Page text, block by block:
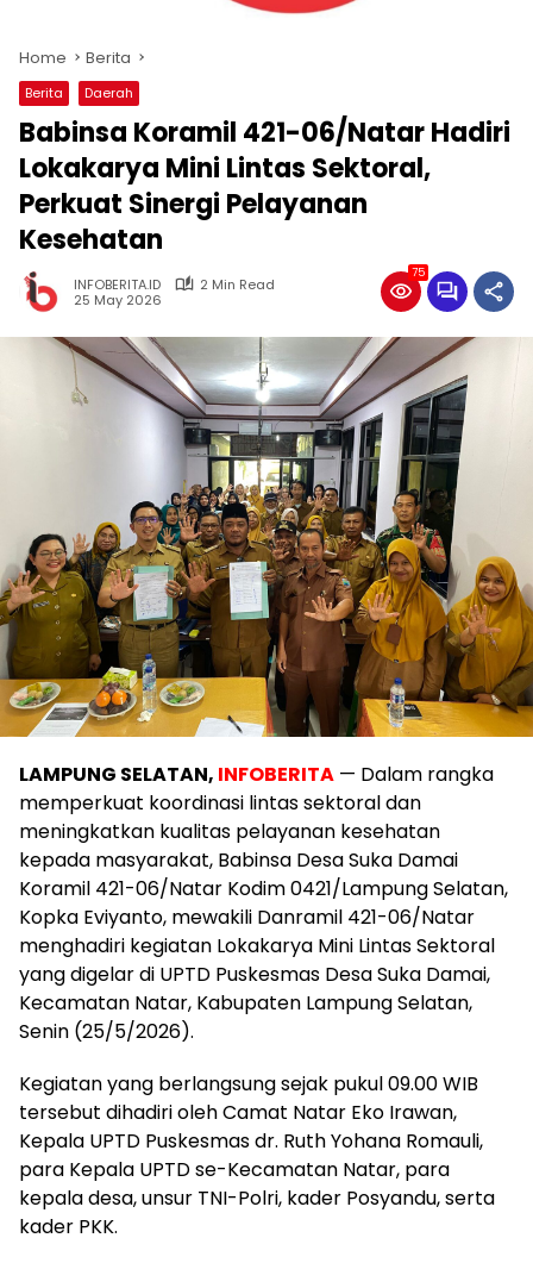
Home Berita
Berita Daerah
Babinsa Koramil 421-06/Natar Hadiri
Lokakarya Mini Lintas Sektoral,
Perkuat Sinergi Pelayanan
Kesehatan
INFOBERITA.ID
2 Min Read
25 May 2026
75
LAMPUNG SELATAN, INFOBERITA — Dalam rangka
memperkuat koordinasi lintas sektoral dan
meningkatkan kualitas pelayanan kesehatan
kepada masyarakat, Babinsa Desa Suka Damai
Koramil 421-06/Natar Kodim 0421/Lampung Selatan,
Kopka Eviyanto, mewakili Danramil 421-06/Natar
menghadiri kegiatan Lokakarya Mini Lintas Sektoral
yang digelar di UPTD Puskesmas Desa Suka Damai,
Kecamatan Natar, Kabupaten Lampung Selatan,
Senin (25/5/2026).
Kegiatan yang berlangsung sejak pukul 09.00 WIB
tersebut dihadiri oleh Camat Natar Eko Irawan,
Kepala UPTD Puskesmas dr. Ruth Yohana Romauli,
para Kepala UPTD se-Kecamatan Natar, para
kepala desa, unsur TNI-Polri, kader Posyandu, serta
kader PKK.